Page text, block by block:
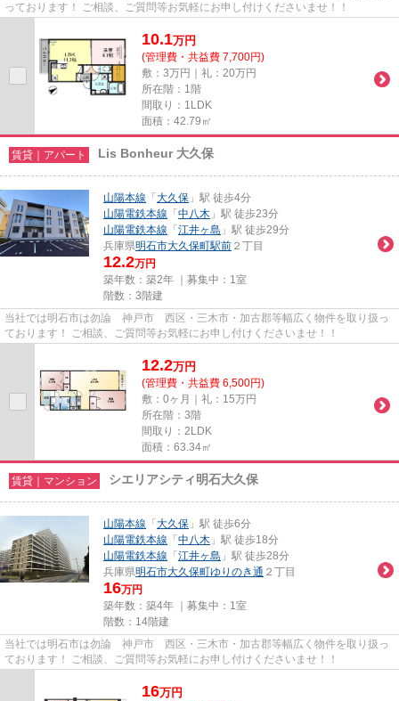
っております！ ご相談、ご質問等お気軽にお申し付けくださいませ！！
10.1万円
(管理費・共益費 7,700円)
敷：3万円｜礼：20万円
所在階：1階
間取り：1LDK
面積：42.79㎡
賃貸｜アパート Lis Bonheur 大久保
山陽本線 「 大久保 」駅 徒歩4分
山陽電鉄本線 「 中八木 」駅 徒歩23分
山陽電鉄本線 「 江井ヶ島 」駅 徒歩29分
兵庫県明石市大久保町駅前 ２丁目
12.2万円
築年数：築2年 ｜募集中： 1室
階数：3階建
当社では明石市は勿論 神戸市 西区・三木市・加古郡等幅広く物件を取り扱っ
ております！ ご相談、ご質問等お気軽にお申し付けくださいませ！！
12.2万円
(管理費・共益費 6,500円)
敷：0ヶ月｜礼：15万円
所在階：3階
間取り：2LDK
面積：63.34㎡
賃貸｜マンション シエリアシティ明石大久保
山陽本線 「 大久保 」駅 徒歩6分
山陽電鉄本線 「 中八木 」駅 徒歩18分
山陽電鉄本線 「 江井ヶ島 」駅 徒歩28分
兵庫県明石市大久保町ゆりのき通 ２丁目
16万円
築年数：築4年 ｜募集中： 1室
階数：14階建
当社では明石市は勿論 神戸市 西区・三木市・加古郡等幅広く物件を取り扱っ
ております！ ご相談、ご質問等お気軽にお申し付けくださいませ！！
16万円